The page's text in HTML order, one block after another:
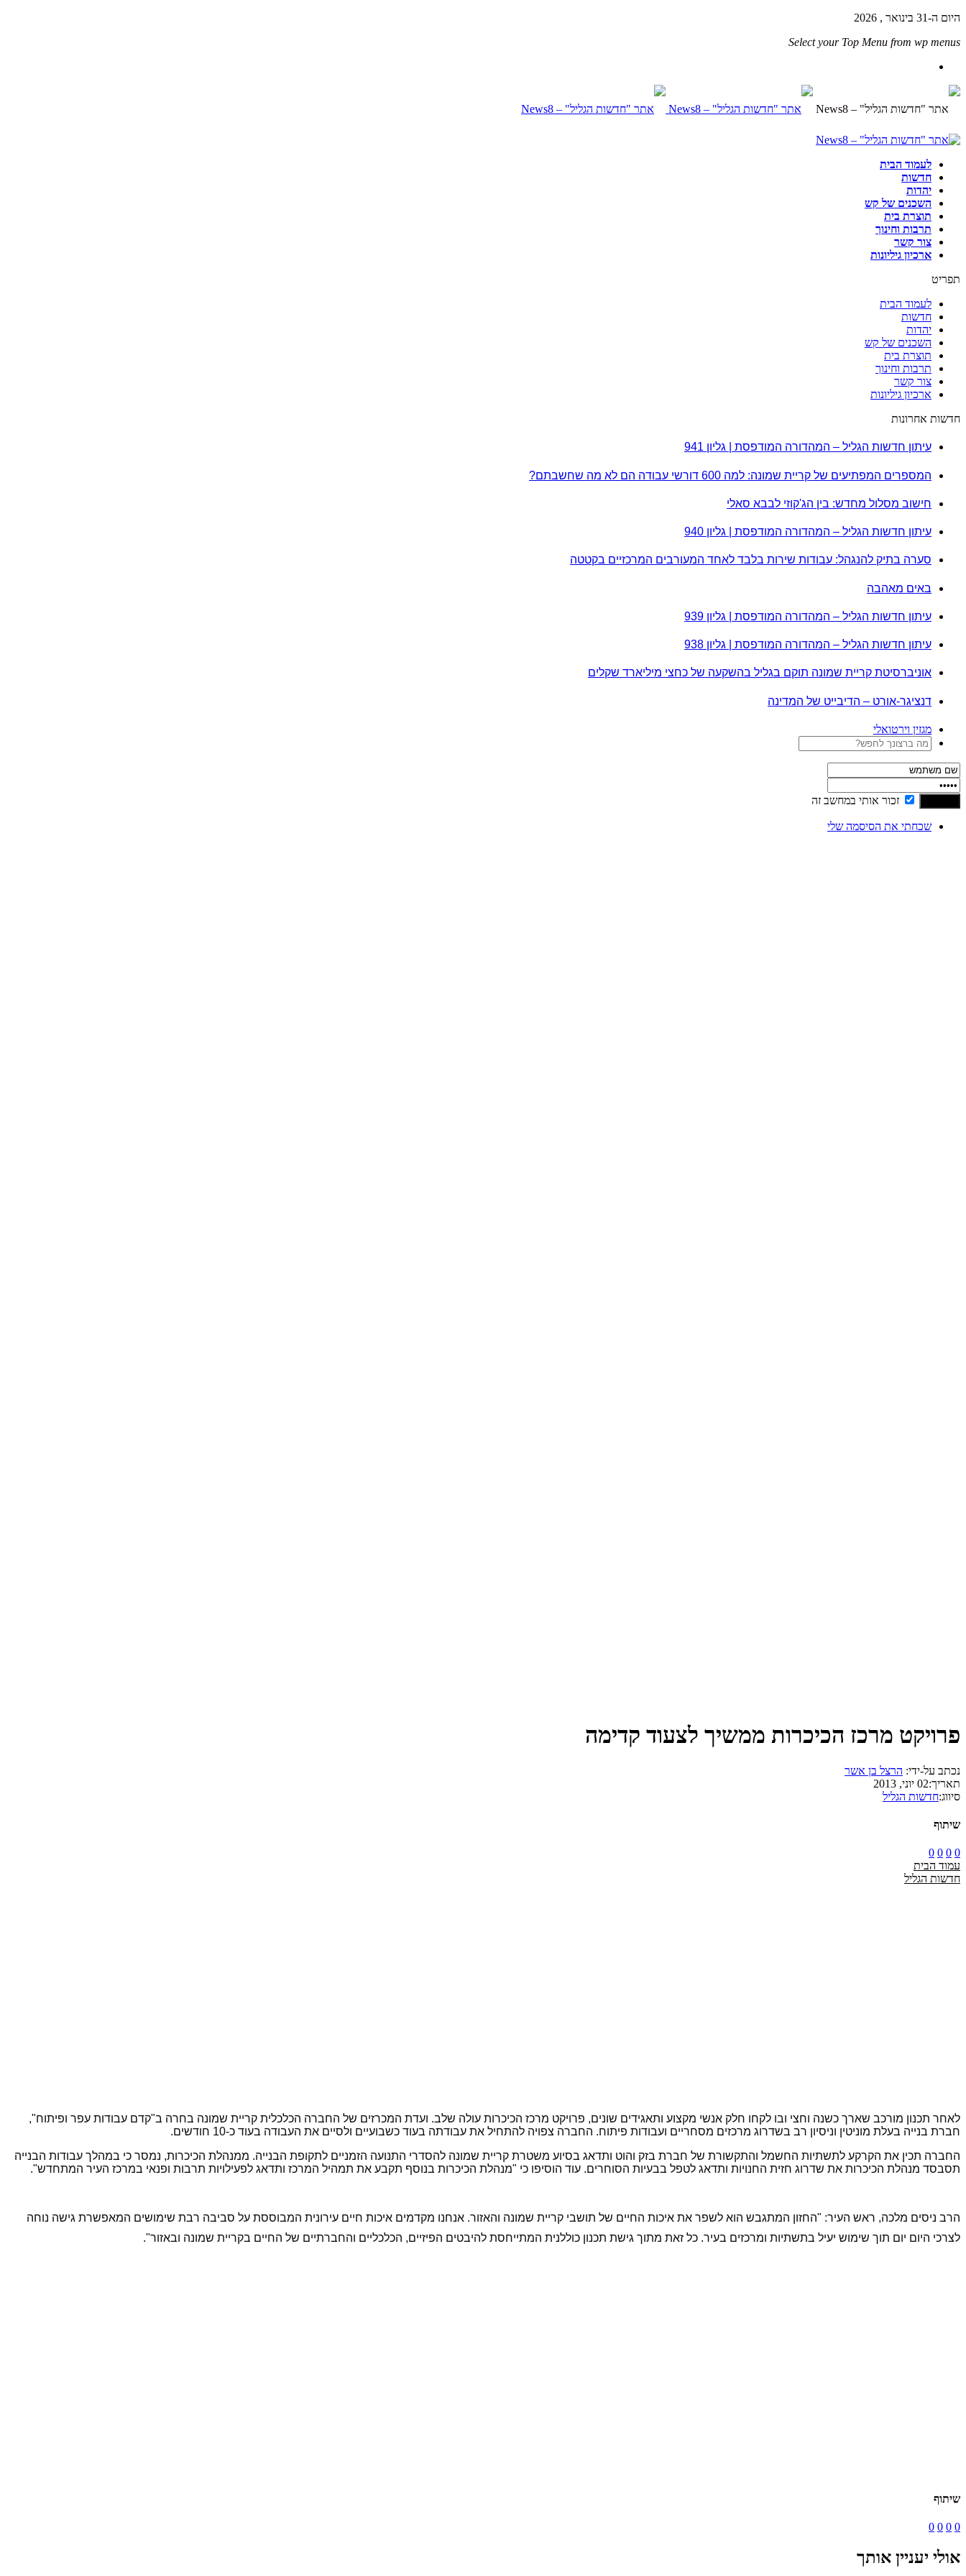
היום ה-31 בינואר , 2026
Select your Top Menu from wp menus
לעמוד הבית
חדשות
יהדות
השכנים של קש
תוצרת בית
תרבות וחינוך
צור קשר
ארכיון גיליונות
תפריט
לעמוד הבית
חדשות
יהדות
השכנים של קש
תוצרת בית
תרבות וחינוך
צור קשר
ארכיון גיליונות
חדשות אחרונות
עיתון חדשות הגליל – המהדורה המודפסת | גליון 941
המספרים המפתיעים של קריית שמונה: למה 600 דורשי עבודה הם לא מה שחשבתם?
חישוב מסלול מחדש: בין הג'קוזי לבבא סאלי
עיתון חדשות הגליל – המהדורה המודפסת | גליון 940
סערה בתיק להנגהל: עבודות שירות בלבד לאחד המעורבים המרכזיים בקטטה
באים מאהבה
עיתון חדשות הגליל – המהדורה המודפסת | גליון 939
עיתון חדשות הגליל – המהדורה המודפסת | גליון 938
אוניברסיטת קריית שמונה תוקם בגליל בהשקעה של כחצי מיליארד שקלים
דנציגר-אורט – הדיבייט של המדינה
מגזין וירטואלי
זכור אותי במחשב זה
שכחתי את הסיסמה שלי
פרויקט מרכז הכיכרות ממשיך לצעוד קדימה
נכתב על-ידי: הרצל בן אשר
תאריך:02 יוני, 2013
סיווג:חדשות הגליל
שיתוף
0
0
0
0
עמוד הבית
חדשות הגליל
לאחר תכנון מורכב שארך כשנה וחצי ובו לקחו חלק אנשי מקצוע ותאגידים שונים, פרויקט מרכז הכיכרות עולה שלב. ועדת המכרזים של החברה הכלכלית קריית שמונה בחרה ב"קדם עבודות עפר ופיתוח",
חברת בנייה בעלת מוניטין וניסיון רב בשדרוג מרכזים מסחריים ועבודות פיתוח. החברה צפויה להתחיל את עבודתה בעוד כשבועיים ולסיים את העבודה בעוד כ-10 חודשים.
החברה תכין את הקרקע לתשתיות החשמל והתקשורת של חברת בזק והוט ותדאג בסיוע משטרת קריית שמונה להסדרי התנועה הזמניים לתקופת הבנייה. ממנהלת הכיכרות, נמסר כי במהלך עבודות הבנייה
תסבסד מנהלת הכיכרות את שדרוג חזית החנויות ותדאג לטפל בבעיות הסוחרים. עוד הוסיפו כי "מנהלת הכיכרות בנוסף תקבע את תמהיל המרכז ותדאג לפעילויות תרבות ופנאי במרכז העיר המתחדש".
הרב ניסים מלכה, ראש העיר: "החזון המתגבש הוא לשפר את איכות החיים של תושבי קריית שמונה והאזור. אנחנו מקדמים איכות חיים עירונית המבוססת על סביבה רבת שימושים המאפשרת גישה נוחה
לצרכי היום יום תוך שימוש יעיל בתשתיות ומרכזים בעיר. כל זאת מתוך גישת תכנון כוללנית המתייחסת להיבטים הפיזיים, הכלכליים והחברתיים של החיים בקריית שמונה ובאזור".
שיתוף
0
0
0
0
אולי יעניין אותך